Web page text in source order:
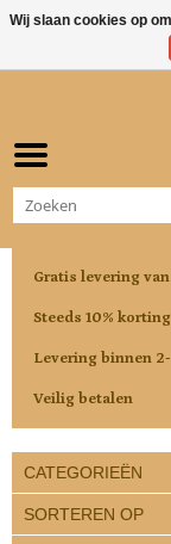
Gratis levering
Steeds 10%
Levering binnen
Veilig betalen
CATEGORIEËN
SORTEREN OP
Wij slaan cookies op